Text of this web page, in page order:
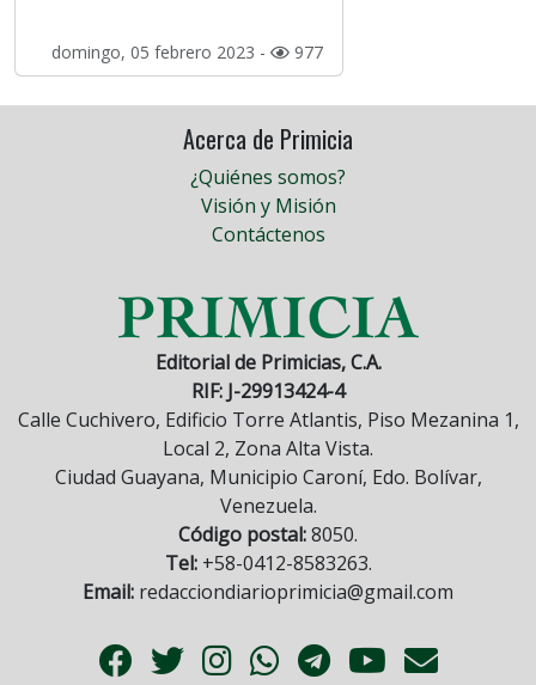
domingo, 05 febrero 2023 - 977
Acerca de Primicia
¿Quiénes somos?
Visión y Misión
Contáctenos
Editorial de Primicias, C.A.
RIF: J-29913424-4
Calle Cuchivero, Edificio Torre Atlantis, Piso Mezanina 1,
Local 2, Zona Alta Vista.
Ciudad Guayana, Municipio Caroní, Edo. Bolívar,
Venezuela.
Código postal:8050.
Tel:+58-0412-8583263.
Email: redacciondiarioprimicia@gmail.com